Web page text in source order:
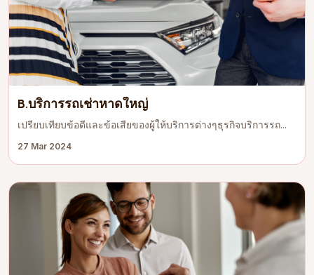
B.บริการรถเช่าหาดใหญ่
เปรียบเทียบข้อดีและข้อเสียของผู้ให้บริการต่างๆธุรกิจบริการรถ...
27 Mar 2024